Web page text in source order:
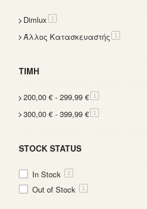
Dimlux 1
Άλλος Κατασκευαστής 1
ΤΙΜΉ
200,00 € - 299,99 € 1
300,00 € - 399,99 € 1
STOCK STATUS
In Stock 2
Out of Stock 1